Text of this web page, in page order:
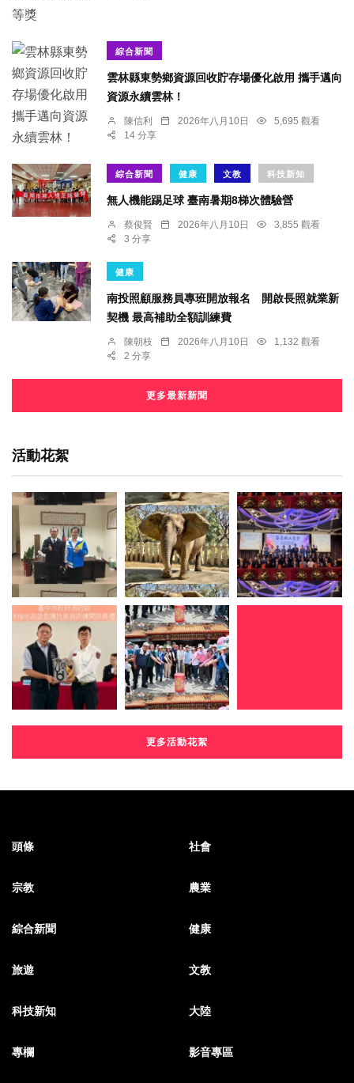
綜合新聞
雲林縣東勢鄉資源回收貯存場優化啟用 攜手邁向
資源永續雲林！
陳信利 2026年八月10日
5,695 觀看
14 分享
綜合新聞 健康 文教 科技新知
無人機能踢足球 臺南暑期8梯次體驗營
蔡俊賢 2026年八月10日
3,855 觀看
3 分享
健康
南投照顧服務員專班開放報名 開啟長照就業新
契機 最高補助全額訓練費
陳朝枝 2026年八月10日
1,132 觀看
2 分享
更多最新新聞
活動花絮
更多活動花絮
頭條 社會
宗教 農業
綜合新聞 健康
旅遊 文教
科技新知 大陸
專欄 影音專區